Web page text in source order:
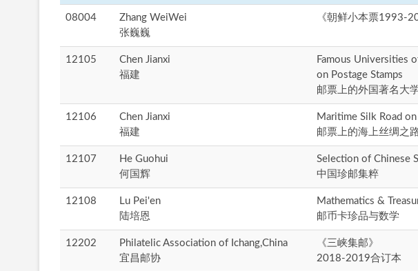
08004
Zhang WeiWei
张巍巍
《朝鲜小本票1993-
12105
Chen Jianxi
福建
Famous Universities
on Postage Stamps
邮票上的外国著名大
12106
Chen Jianxi
福建
Maritime Silk Road on
邮票上的海上丝绸之
12107
He Guohui
何国辉
Selection of Chinese
中国珍邮集粹
12108
Lu Pei'en
陆培恩
Mathematics &
邮币卡珍品与数学
12202
Philatelic Association of Ichang,China
宜昌邮协
《三峡集邮》
2018-2019合订本